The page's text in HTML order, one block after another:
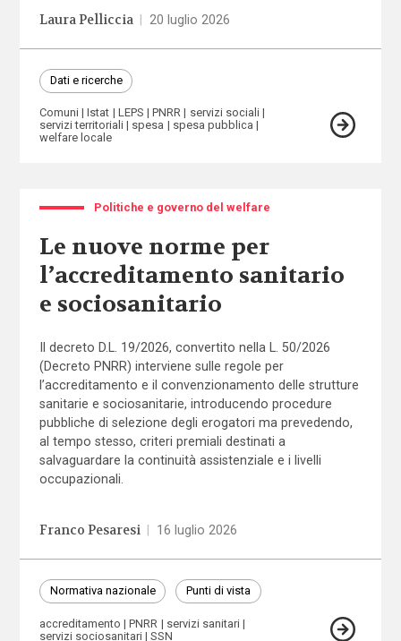
Laura Pelliccia 20 luglio 2026
Dati e ricerche
Comuni Istat LEPS PNRR
servizi sociali
servizi territoriali
spesa
spesa pubblica
welfare locale
Politiche e governo del welfare
Le nuove norme per
l’accreditamento sanitario
e sociosanitario
Il decreto D.L. 19/2026, convertito nella L. 50/2026
(Decreto PNRR) interviene sulle regole per
l’accreditamento e il convenzionamento delle strutture
sanitarie e sociosanitarie, introducendo procedure
pubbliche di selezione degli erogatori ma prevedendo,
al tempo stesso, criteri premiali destinati a
salvaguardare la continuità assistenziale e i livelli
occupazionali.
Franco Pesaresi 16 luglio 2026
Normativa nazionale Punti di vista
accreditamento PNRR
servizi sanitari
servizi sociosanitari
SSN